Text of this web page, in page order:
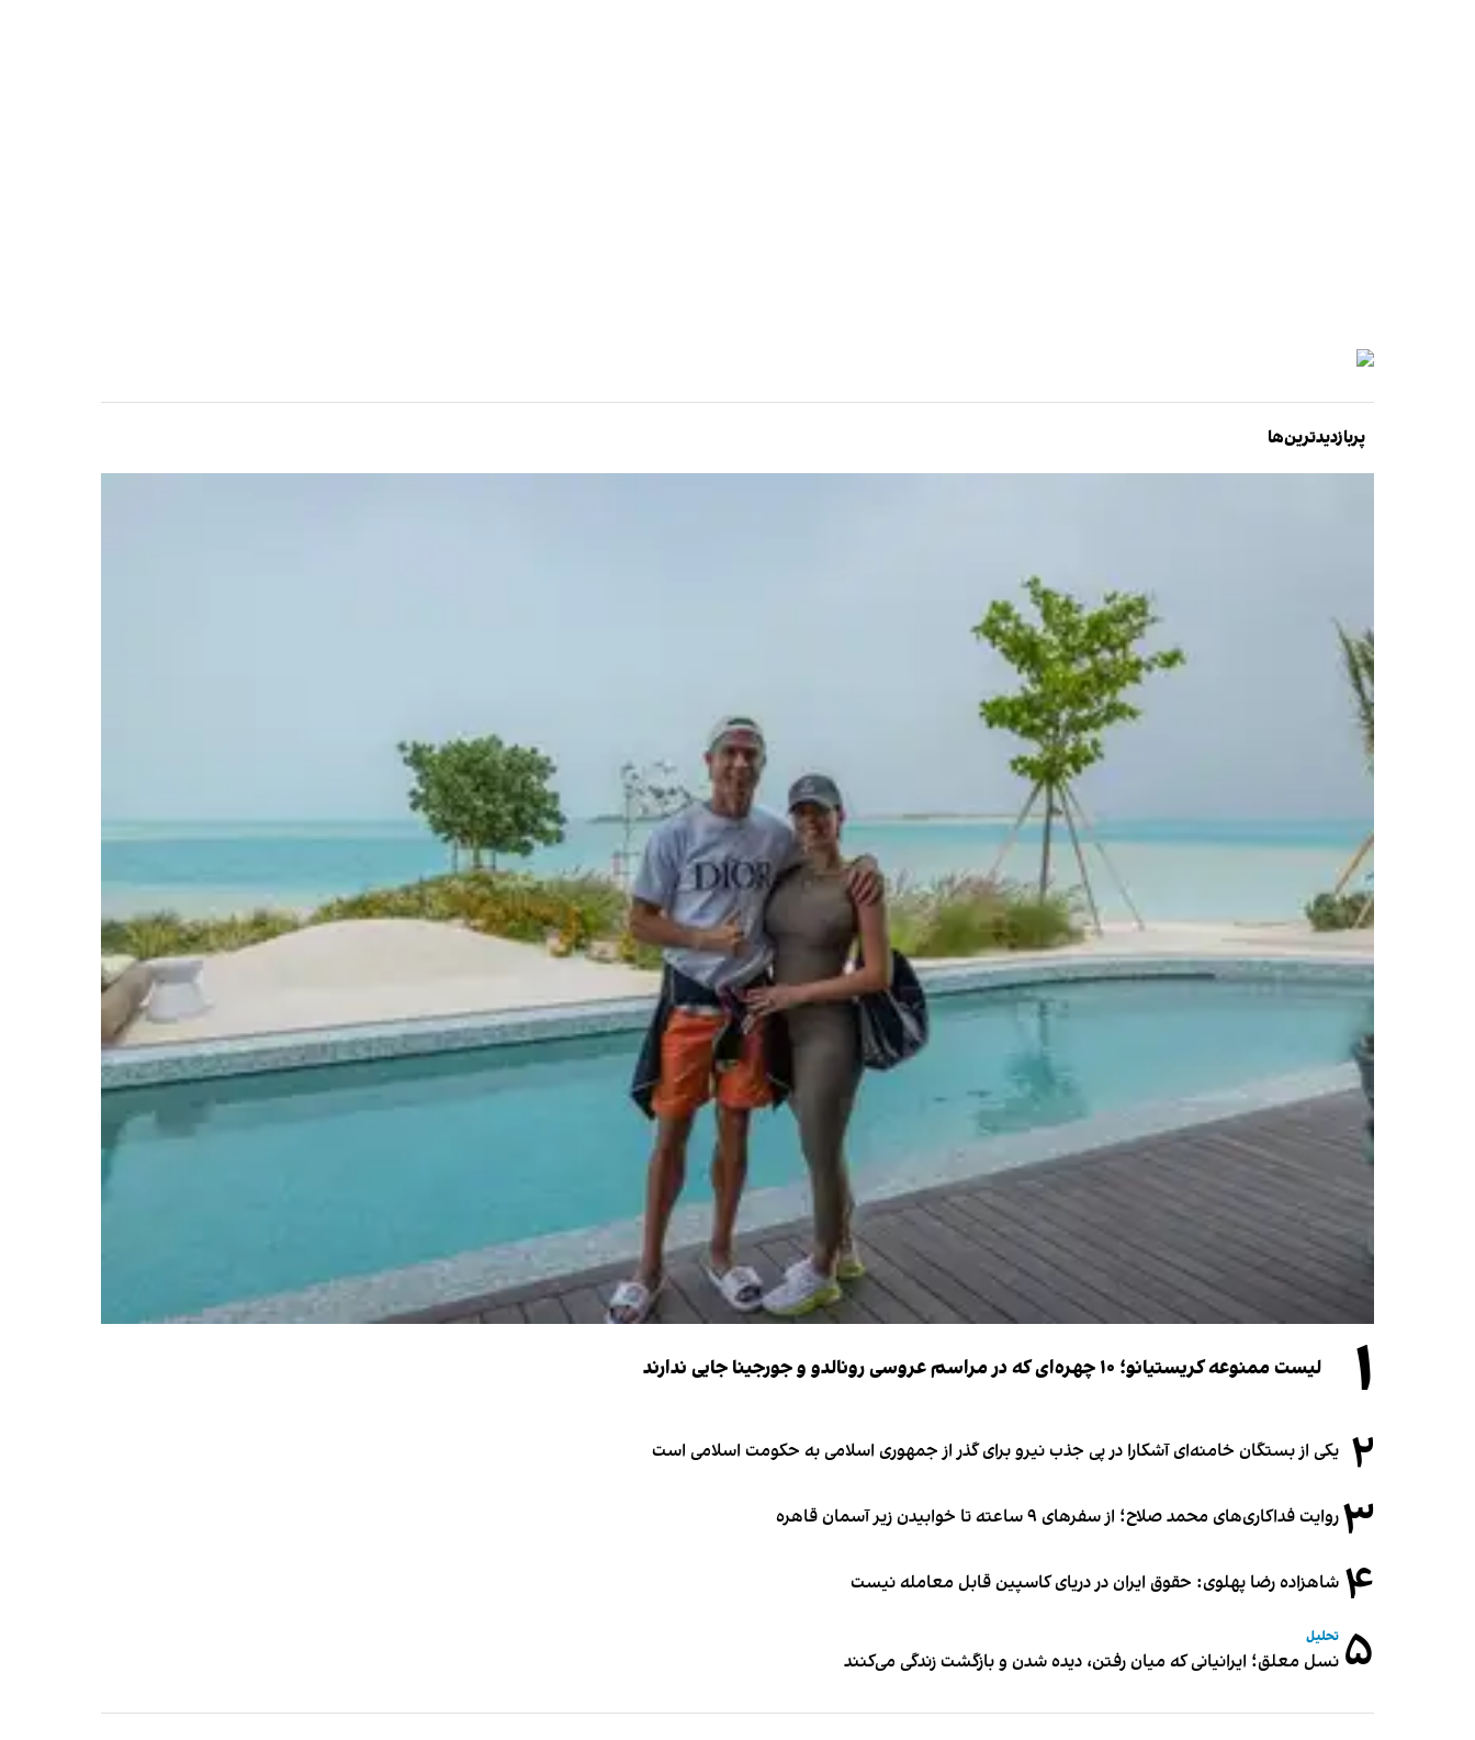
پربازدیدترین‌ها
۱ لیست ممنوعه کریستیانو؛ ۱۰ چهره‌ای که در مراسم عروسی رونالدو و جورجینا جایی ندارند
۲ یکی از بستگان خامنه‌ای آشکارا در پی جذب نیرو برای گذر از جمهوری اسلامی به حکومت اسلامی است
۳روایت فداکاری‌های محمد صلاح؛ از سفرهای ۹ ساعته تا خوابیدن زیر آسمان قاهره
۴ شاهزاده رضا پهلوی: حقوق ایران در دریای کاسپین قابل معامله نیست
۵ تحلیل
نسل معلق؛ ایرانیانی که میان رفتن، دیده شدن و بازگشت زندگی می‌کنند